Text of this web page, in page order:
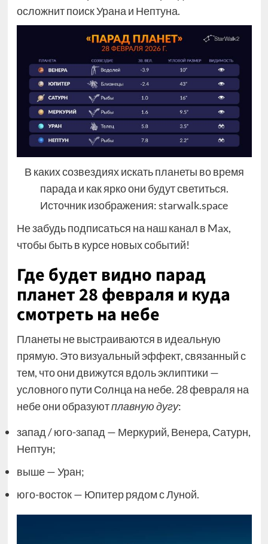
осложнит поиск Урана и Нептуна.
В каких созвездиях искать планеты во время
парада и как ярко они будут светиться.
Источник изображения: starwalk.space
Не забудь подписаться на наш канал в Max,
чтобы быть в курсе новых событий!
Где будет видно парад
планет 28 февраля и куда
смотреть на небе
Планеты не выстраиваются в идеальную
прямую. Это визуальный эффект, связанный с
тем, что они движутся вдоль эклиптики —
условного пути Солнца на небе. 28 февраля на
небе они образуютплавную дугу:
запад / юго-запад — Меркурий, Венера, Сатурн,
Нептун;
выше — Уран;
юго-восток — Юпитер рядом с Луной.